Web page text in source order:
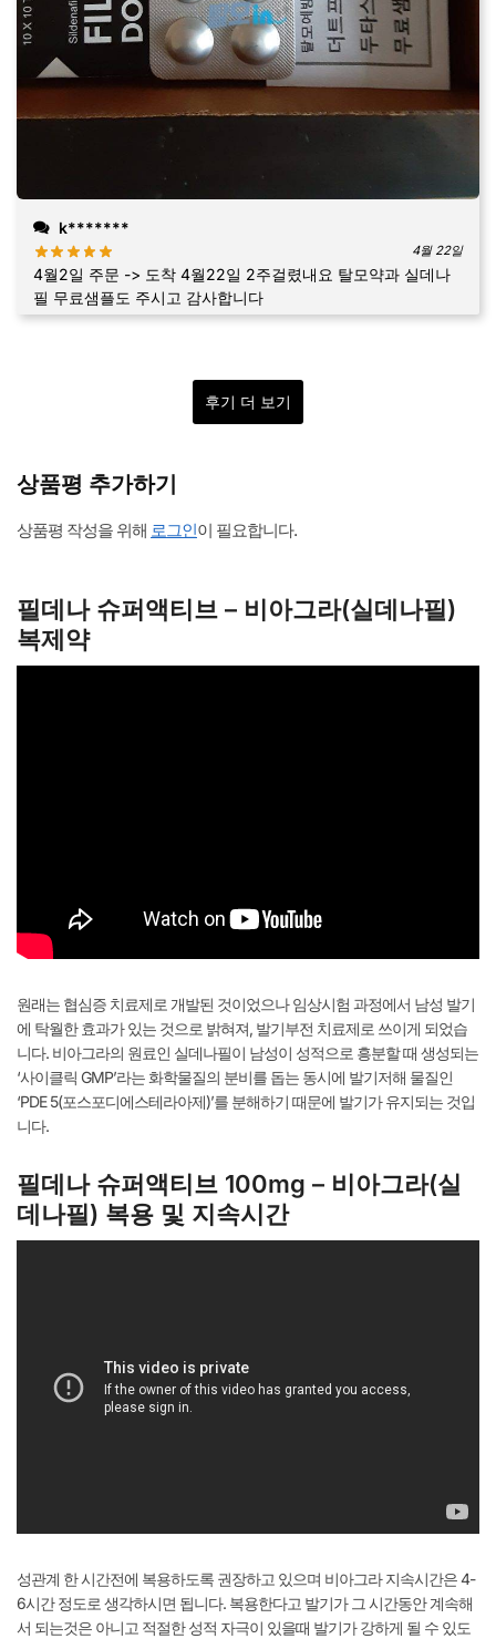
k*******
4월 22일
4월2일 주문 -> 도착 4월22일 2주걸렸내요 탈모약과 실데나
필 무료샘플도 주시고 감사합니다
후기 더 보기
상품평 추가하기
상품평 작성을 위해 로그인이 필요합니다.
필데나 슈퍼액티브 – 비아그라(실데나필)
복제약
원래는 협심증 치료제로 개발된 것이었으나 임상시험 과정에서 남성 발기
에 탁월한 효과가 있는 것으로 밝혀져, 발기부전 치료제로 쓰이게 되었습
니다. 비아그라의 원료인 실데나필이 남성이 성적으로 흥분할 때 생성되는
‘사이클릭 GMP’라는 화학물질의 분비를 돕는 동시에 발기저해 물질인
‘PDE 5(포스포디에스테라아제)’를 분해하기 때문에 발기가 유지되는 것입
니다.
필데나 슈퍼액티브 100mg – 비아그라(실
데나필) 복용 및 지속시간
성관계 한 시간전에 복용하도록 권장하고 있으며 비아그라 지속시간은 4-
6시간 정도로 생각하시면 됩니다. 복용한다고 발기가 그 시간동안 계속해
서 되는것은 아니고 적절한 성적 자극이 있을때 발기가 강하게 될 수 있도